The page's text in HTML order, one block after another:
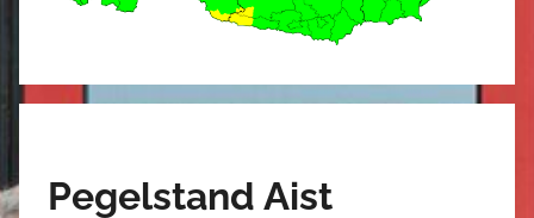
Pegelstand Aist